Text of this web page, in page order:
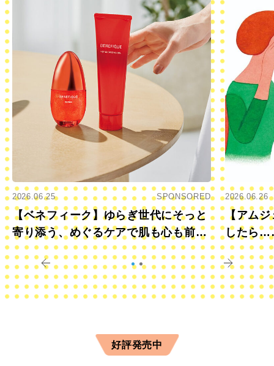
2026.06.25 SPONSORED
【ベネフィーク】ゆらぎ世代にそっと
寄り添う、めぐるケアで肌も心も前向
きに
2026.06.26
【アムジ
したら
すか？
好評発売中